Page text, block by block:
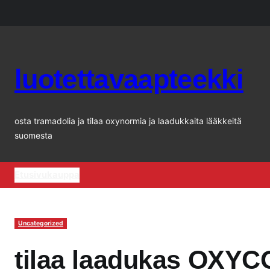
luotettavaapteekki
osta tramadolia ja tilaa oxynormia ja laadukkaita lääkkeitä
suomesta
Uncategorized
tilaa laadukas